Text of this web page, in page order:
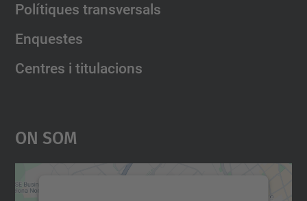
Polítiques transversals
Enquestes
Centres i titulacions
On Som